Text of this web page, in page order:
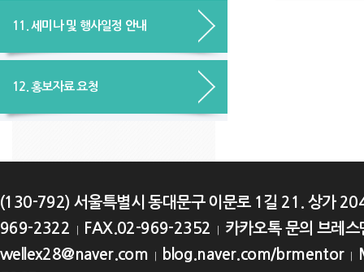
11. 세미나 및 행사일정 안내
12. 홍보자료 요청
(130-792) 서울특별시 동대문구 이문로 1길 21. 상가
969-2322
FAX.02-969-2352
카카오톡 문의 브레스
wellex28@naver.com
blog.naver.com/brmentor